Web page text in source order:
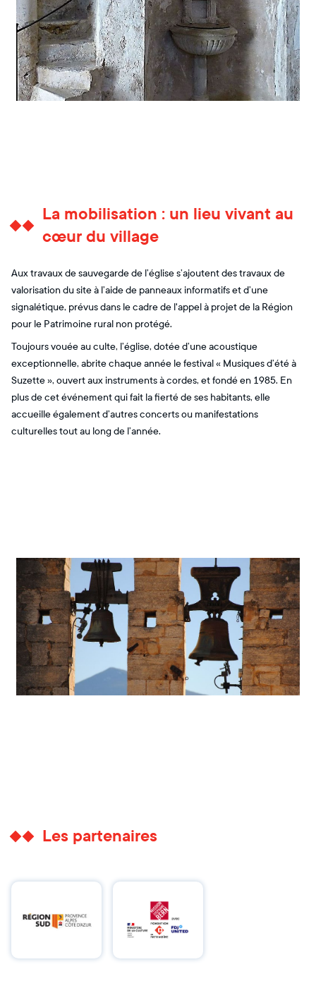
La mobilisation : un lieu vivant au
cœur du village
Aux travaux de sauvegarde de l’église s’ajoutent des travaux de
valorisation du site à l’aide de panneaux informatifs et d’une
signalétique, prévus dans le cadre de l'appel à projet de la Région
pour le Patrimoine rural non protégé.
Toujours vouée au culte, l’église, dotée d’une acoustique
exceptionnelle, abrite chaque année le festival « Musiques d’été à
Suzette », ouvert aux instruments à cordes, et fondé en 1985. En
plus de cet événement qui fait la fierté de ses habitants, elle
accueille également d’autres concerts ou manifestations
culturelles tout au long de l’année.
Les partenaires